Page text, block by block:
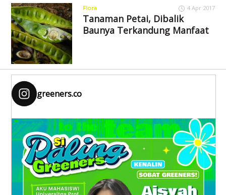
Flora 4 Apr 2017
Tanaman Petai, Dibalik
Baunya Terkandung Manfaat
greeners.co